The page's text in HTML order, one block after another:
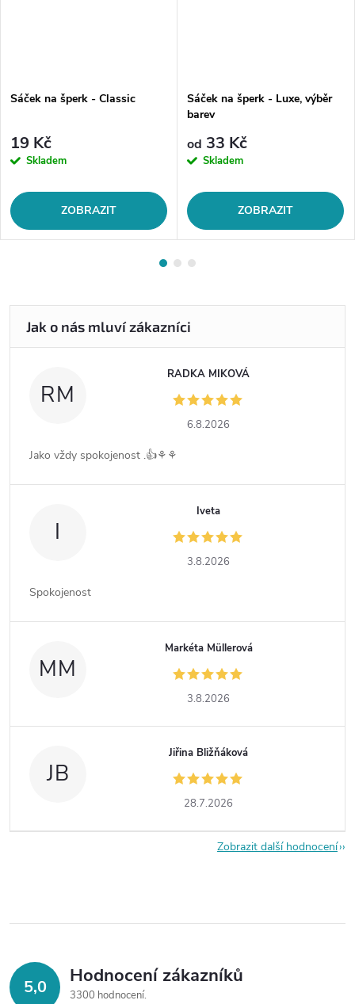
Sáček na šperk - Classic
19 Kč
Skladem
ZOBRAZIT
Sáček na šperk - Luxe, výběr
barev
od 33 Kč
Skladem
ZOBRAZIT
RM
RADKA MIKOVÁ
6.8.2026
Jako vždy spokojenost .👍⚘️⚘️
I
Iveta
3.8.2026
Spokojenost
MM
Markéta Müllerová
3.8.2026
JB
Jiřina Bližňáková
28.7.2026
Zobrazit další hodnocení
5,0 Hodnocení zákazníků
3300 hodnocení